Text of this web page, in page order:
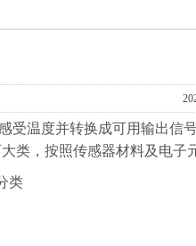
受温度并转换成可用输出信
类，按照传感器材料及电子
类